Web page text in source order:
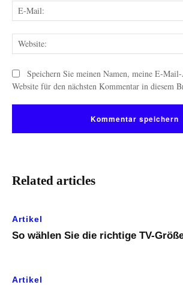
Speichern Sie meinen Namen, meine E-
Website für den nächsten Kommentar in diesem
Related articles
Artikel
So wählen Sie die richtige TV-
Artikel